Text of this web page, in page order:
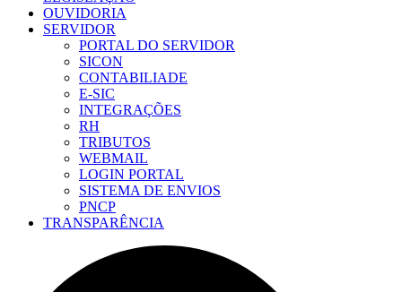
OUVIDORIA
SERVIDOR
PORTAL DO SERVIDOR
SICON
CONTABILIADE
E-SIC
INTEGRAÇÕES
RH
TRIBUTOS
WEBMAIL
LOGIN PORTAL
SISTEMA DE ENVIOS
PNCP
TRANSPARÊNCIA